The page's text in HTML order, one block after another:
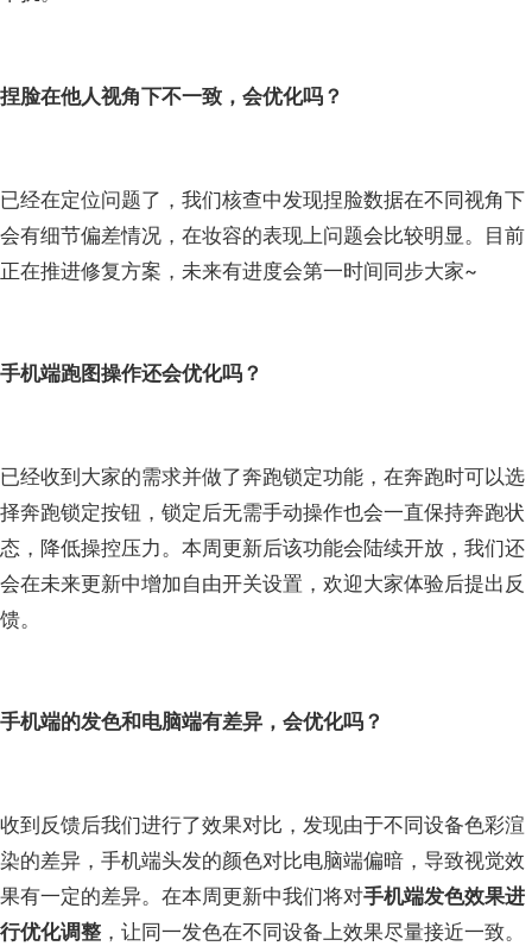
捏脸在他人视角下不一致，会优化吗？
已经在定位问题了，我们核查中发现捏脸数据在不同视角下
会有细节偏差情况，在妆容的表现上问题会比较明显。目前
正在推进修复方案，未来有进度会第一时间同步大家~
手机端跑图操作还会优化吗？
已经收到大家的需求并做了奔跑锁定功能，在奔跑时可以选
择奔跑锁定按钮，锁定后无需手动操作也会一直保持奔跑状
态，降低操控压力。本周更新后该功能会陆续开放，我们还
会在未来更新中增加自由开关设置，欢迎大家体验后提出反
馈。
手机端的发色和电脑端有差异，会优化吗？
收到反馈后我们进行了效果对比，发现由于不同设备色彩渲
染的差异，手机端头发的颜色对比电脑端偏暗，导致视觉效
果有一定的差异。在本周更新中我们将对手机端发色效果进
行优化调整 ，让同一发色在不同设备上效果尽量接近一致。